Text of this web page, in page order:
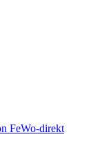
FeWo-direkt